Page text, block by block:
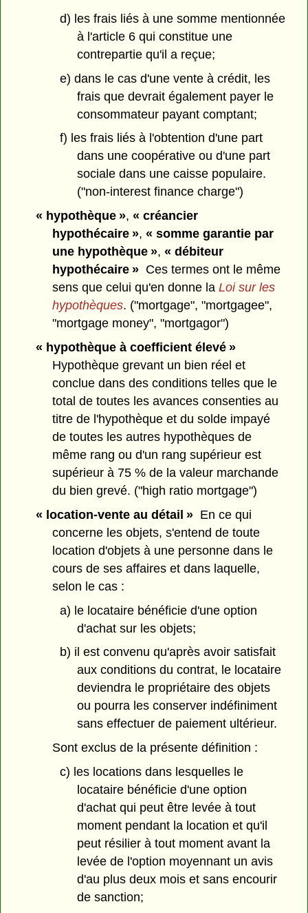
d) les frais liés à une somme mentionnée
à l'article 6 qui constitue une
contrepartie qu'il a reçue;
e) dans le cas d'une vente à crédit, les
frais que devrait également payer le
consommateur payant comptant;
f) les frais liés à l'obtention d'une part
dans une coopérative ou d'une part
sociale dans une caisse populaire.
("non-interest finance charge")
« hypothèque », « créancier
hypothécaire », « somme garantie par
une hypothèque », « débiteur
hypothécaire » Ces termes ont le même
sens que celui qu'en donne laLoi sur les
hypothèques. ("mortgage", "mortgagee",
"mortgage money", "mortgagor")
« hypothèque à coefficient élevé »
Hypothèque grevant un bien réel et
conclue dans des conditions telles que le
total de toutes les avances consenties au
titre de l'hypothèque et du solde impayé
de toutes les autres hypothèques de
même rang ou d'un rang supérieur est
supérieur à 75 % de la valeur marchande
du bien grevé. ("high ratio mortgage")
« location-vente au détail »En ce qui
concerne les objets, s'entend de toute
location d'objets à une personne dans le
cours de ses affaires et dans laquelle,
selon le cas :
a) le locataire bénéficie d'une option
d'achat sur les objets;
b) il est convenu qu'après avoir satisfait
aux conditions du contrat, le locataire
deviendra le propriétaire des objets
ou pourra les conserver indéfiniment
sans effectuer de paiement ultérieur.
Sont exclus de la présente définition :
c) les locations dans lesquelles le
locataire bénéficie d'une option
d'achat qui peut être levée à tout
moment pendant la location et qu'il
peut résilier à tout moment avant la
levée de l'option moyennant un avis
d'au plus deux mois et sans encourir
de sanction;